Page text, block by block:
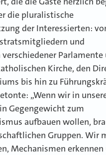
die pluralistische
der Interessierten:
und
Parlamente
Kirche, den
bis hin zu
„Wenn wir in
Gegengewicht zum
aufbauen wollen,
Gruppen. Wir
Mechanismen erkennen